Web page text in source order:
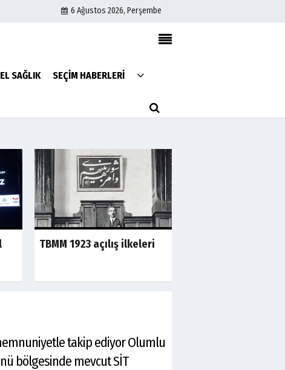
6 Ağustos 2026, Perşembe
SAĞLIK SEÇİM HABERLERİ
Künye
Çerez Politikası
TBMM 1923 açılış ilkeleri
takip ediyor Olumlu
bölgesinde mevcut SİT